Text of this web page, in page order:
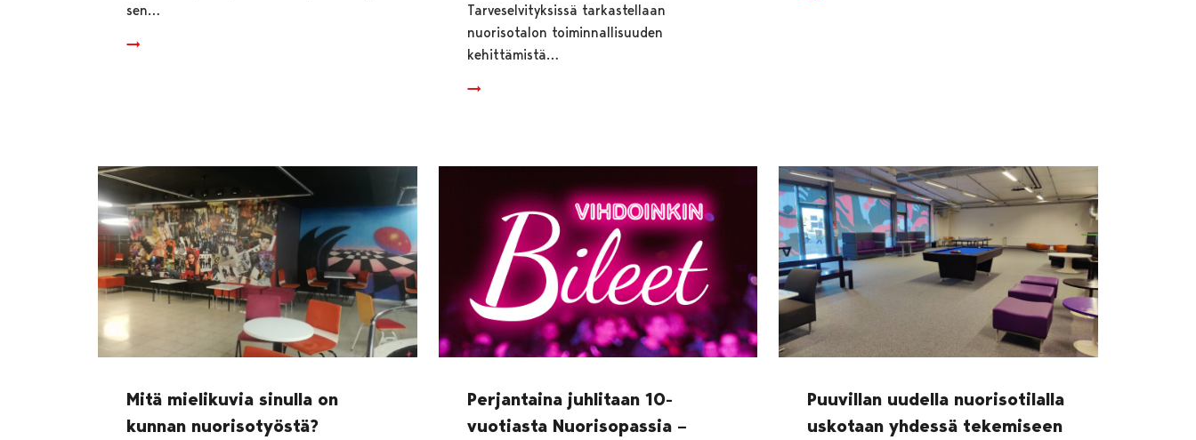
sen…
Tarveselvityksissä tarkastellaan
nuorisotalon toiminnallisuuden
kehittämistä…
Mitä mielikuvia sinulla on
kunnan nuorisotyöstä?
Perjantaina juhlitaan 10-
vuotiasta Nuorisopassia –
Puuvillan uudella nuorisotilalla
uskotaan yhdessä tekemiseen